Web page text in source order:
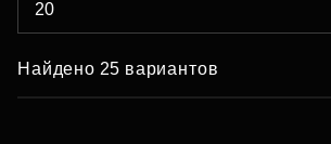
Найдено 25 вариантов